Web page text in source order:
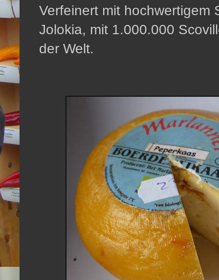
Verfeinert mit hochwertigem
Jolokia, mit 1.000.000
der Welt.